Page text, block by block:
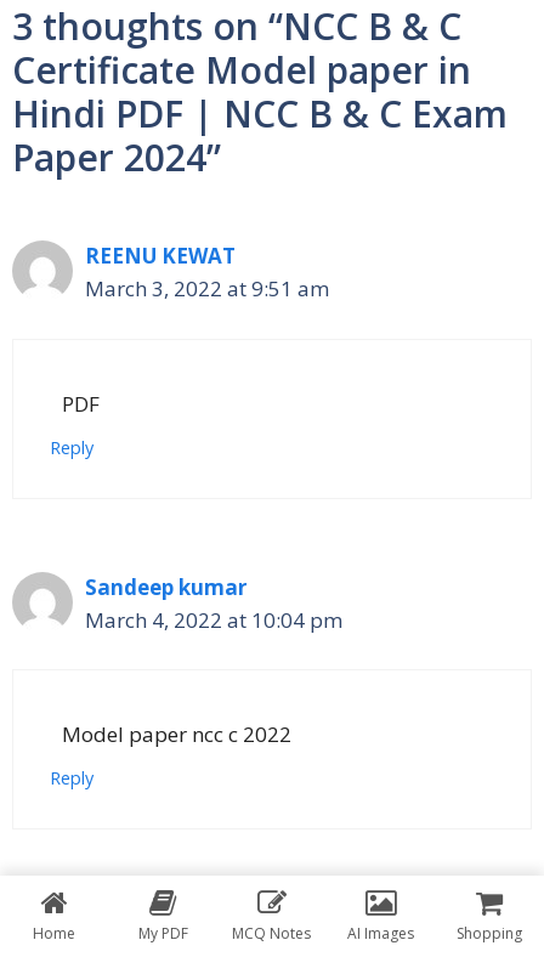
3 thoughts on “NCC B & C
Certificate Model paper in
Hindi PDF | NCC B & C Exam
Paper 2024”
REENU KEWAT
March 3, 2022 at 9:51 am
PDF
Reply
Sandeep kumar
March 4, 2022 at 10:04 pm
Model paper ncc c 2022
Reply
Nitesh kumar
March 10, 2022 at 12:27 pm
Home My PDF MCQ Notes AI Images Shopping